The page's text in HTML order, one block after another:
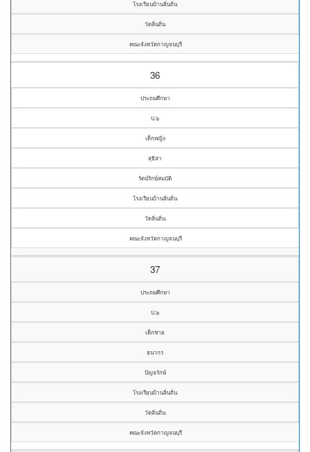
โรงเรียนบ้านลิ่นถิ่น
วัดลิ่นถิ่น
คณะจังหวัดกาญจนบุรี
36
ประถมศึกษา
ป.๖
เด็กหญิง
สุธิสา
รัตน์รักษ์สมบัติ
โรงเรียนบ้านลิ่นถิ่น
วัดลิ่นถิ่น
คณะจังหวัดกาญจนบุรี
37
ประถมศึกษา
ป.๖
เด็กชาย
ธนากร
ปัญจรักษ์
โรงเรียนบ้านลิ่นถิ่น
วัดลิ่นถิ่น
คณะจังหวัดกาญจนบุรี